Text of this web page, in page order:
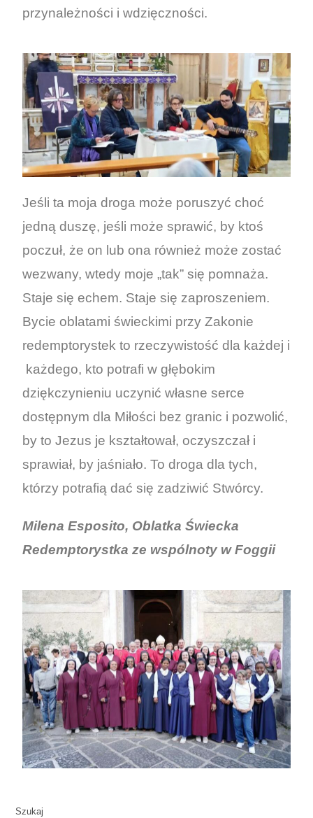
przynależności i wdzięczności.
Jeśli ta moja droga może poruszyć choć
jedną duszę, jeśli może sprawić, by ktoś
poczuł, że on lub ona również może zostać
wezwany, wtedy moje „tak” się pomnaża.
Staje się echem. Staje się zaproszeniem.
Bycie oblatami świeckimi przy Zakonie
redemptorystek to rzeczywistość dla każdej i
każdego, kto potrafi w głębokim
dziękczynieniu uczynić własne serce
dostępnym dla Miłości bez granic i pozwolić,
by to Jezus je kształtował, oczyszczał i
sprawiał, by jaśniało. To droga dla tych,
którzy potrafią dać się zadziwić Stwórcy.
Milena Esposito, Oblatka Świecka
Redemptorystka ze wspólnoty w Foggii
Szukaj